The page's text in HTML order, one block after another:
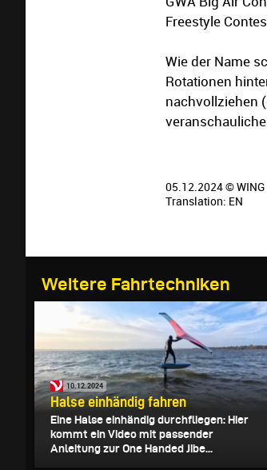
Freestyle
Wie der Name
Rotationen
nachvollziehen
05.12.2024 © WING
Translation: EN
Weitere Fahrtechniken
10.12.2024
Halse einhändig fahren
Eine Halse einhändig durchfliegen: Hier
kommt ein Video mit passender
Anleitung zur One Handed Jibe...